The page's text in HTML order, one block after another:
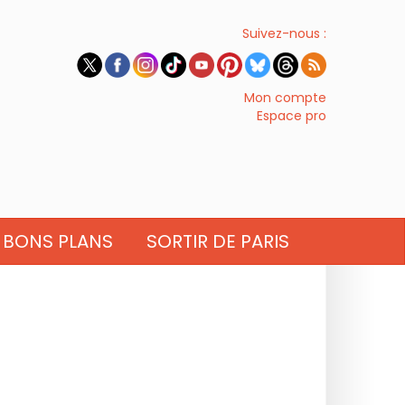
Suivez-nous :
Mon compte
Espace pro
BONS PLANS SORTIR DE PARIS